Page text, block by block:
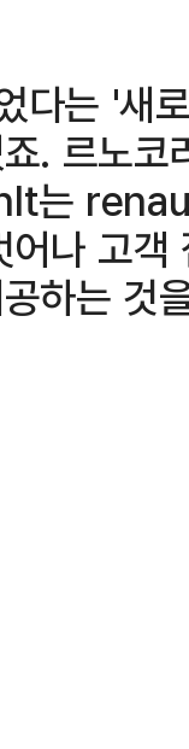
다는 '새
. 르노
는
나 고
하는 것